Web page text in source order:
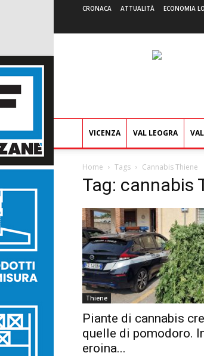
CRONACA ATTUALITÀ ECONOMIA
VICENZA VAL LEOGRA
Home Tags Cannabis Thiene
Tag: cannabis
Thiene
Piante di cannabis
quelle di pomodoro.
eroina...